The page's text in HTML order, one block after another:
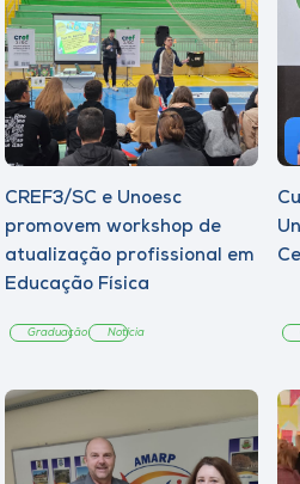
CREF3/SC e Unoesc
promovem workshop de
atualização profissional em
Educação Física
Graduação Notícia